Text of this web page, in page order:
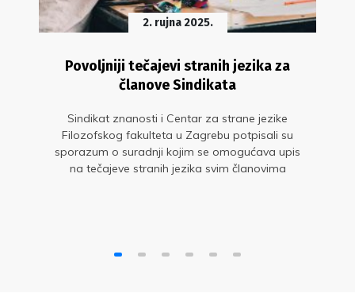
2. rujna 2025.
Povoljniji tečajevi stranih jezika za
članove Sindikata
Sindikat znanosti i Centar za strane jezike
Filozofskog fakulteta u Zagrebu potpisali su
sporazum o suradnji kojim se omogućava upis
na tečajeve stranih jezika svim članovima